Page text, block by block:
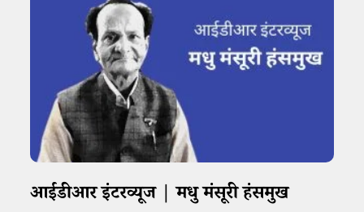
आईडीआर इंटरव्यूज | मधु मंसूरी हंसमुख